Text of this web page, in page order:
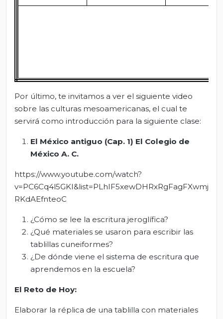
Por último, te invitamos a ver el siguiente video
sobre las culturas mesoamericanas, el cual te
servirá como introducción para la siguiente clase:
El México antiguo (Cap. 1) El Colegio de
México A. C.
https://www.youtube.com/watch?
v=PC6Cq4l5GKI&list=PLhIF5xewDHRxRgFagFXwmj
RKdAEfnteoC
¿Cómo se lee la escritura jeroglífica?
¿Qué materiales se usaron para escribir las
tablillas cuneiformes?
¿De dónde viene el sistema de escritura que
aprendemos en la escuela?
El Reto de Hoy:
Elaborar la réplica de una tablilla con materiales